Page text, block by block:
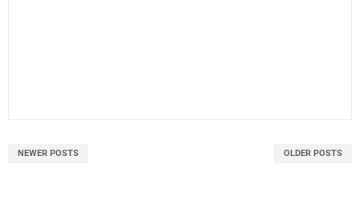
NEWER POSTS OLDER POSTS